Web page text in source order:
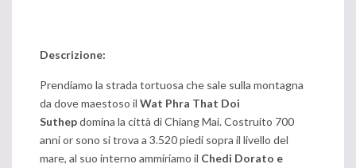
Descrizione:
Prendiamo la strada tortuosa che sale sulla montagna
da dove maestoso il Wat Phra That Doi
Suthepdomina la città di Chiang Mai. Costruito 700
anni or sono si trova a 3.520 piedi sopra il livello del
mare, al suo interno ammiriamo il Chedi Dorato e